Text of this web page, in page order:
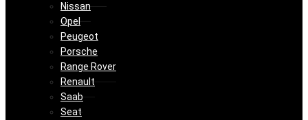
Nissan
Opel
Peugeot
Porsche
Range Rover
Renault
Saab
Seat